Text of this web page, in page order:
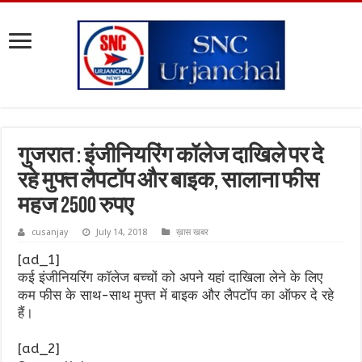
गुजरात : इंजीनियरिंग कॉलेज दाखिले पर दे
रहे मुफ्त लैपटॉप और बाइक, सालाना फीस
महज 2500 रुपए
cusanjay July 14, 2018 ख़ास खबर
[ad_1]
कई इंजीनियरिंग कॉलेज बच्चों को अपने यहां दाखिला लेने के लिए
कम फीस के साथ-साथ मुफ्त में बाइक और लैपटॉप का ऑफर दे रहे
हैं।
[ad_2]